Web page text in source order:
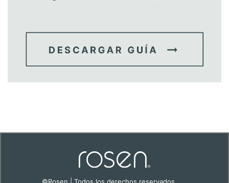
©Rosen | Todos los derechos reservados